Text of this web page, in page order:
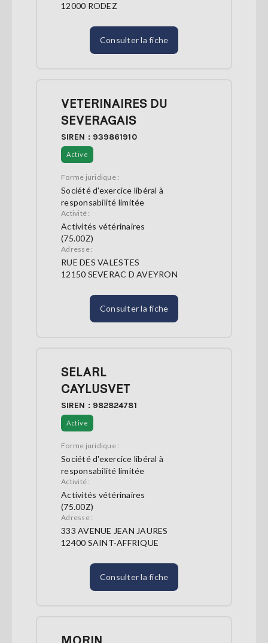
12000 RODEZ
Consulter la fiche
VETERINAIRES DU
SEVERAGAIS
SIREN : 939861910
Active
Forme juridique :
Société d'exercice libéral à
responsabilité limitée
Activité :
Activités vétérinaires
(75.00Z)
Adresse :
RUE DES VALESTES
12150 SEVERAC D AVEYRON
Consulter la fiche
SELARL
CAYLUSVET
SIREN : 982824781
Active
Forme juridique :
Société d'exercice libéral à
responsabilité limitée
Activité :
Activités vétérinaires
(75.00Z)
Adresse :
333 AVENUE JEAN JAURES
12400 SAINT-AFFRIQUE
Consulter la fiche